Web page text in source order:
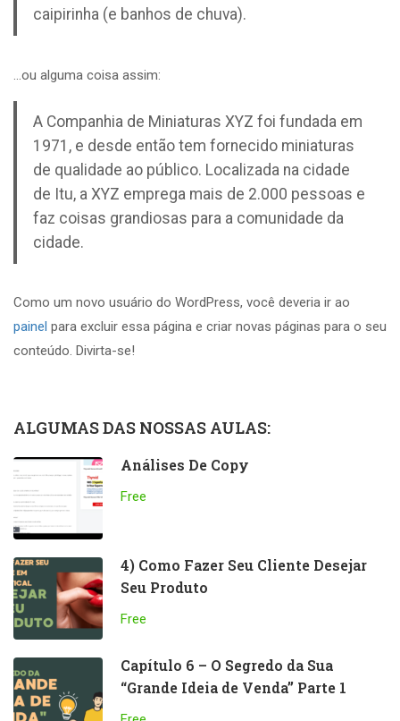
caipirinha (e banhos de chuva).
…ou alguma coisa assim:
A Companhia de Miniaturas XYZ foi fundada em
1971, e desde então tem fornecido miniaturas
de qualidade ao público. Localizada na cidade
de Itu, a XYZ emprega mais de 2.000 pessoas e
faz coisas grandiosas para a comunidade da
cidade.
Como um novo usuário do WordPress, você deveria ir ao
painel para excluir essa página e criar novas páginas para o seu
conteúdo. Divirta-se!
ALGUMAS DAS NOSSAS AULAS:
Análises De Copy
Free
4) Como Fazer Seu Cliente Desejar
Seu Produto
Free
Capítulo 6 – O Segredo da Sua
“Grande Ideia de Venda” Parte 1